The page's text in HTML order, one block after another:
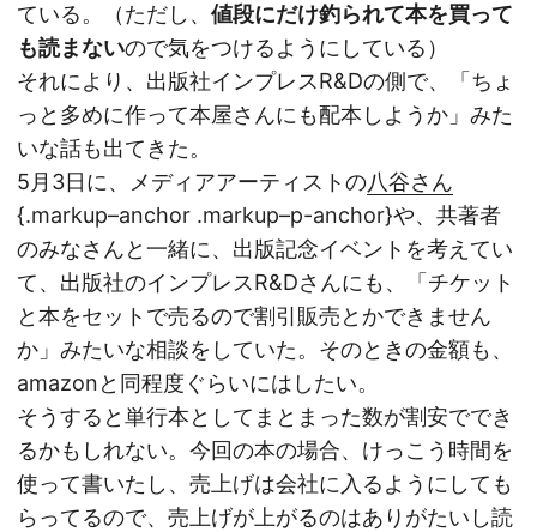
ている。（ただし、 値段にだけ釣られて本を買って
も読まないので気をつけるようにしている）
それにより、出版社インプレスR&Dの側で、「ちょ
っと多めに作って本屋さんにも配本しようか」みた
いな話も出てきた。
5月3日に、メディアアーティストの八谷さん
{.markup–anchor .markup–p-anchor}や、共著者
のみなさんと一緒に、出版記念イベントを考えてい
て、出版社のインプレスR&Dさんにも、「チケット
と本をセットで売るので割引販売とかできません
か」みたいな相談をしていた。そのときの金額も、
amazonと同程度ぐらいにはしたい。
そうすると単行本としてまとまった数が割安ででき
るかもしれない。今回の本の場合、けっこう時間を
使って書いたし、売上げは会社に入るようにしても
らってるので、売上げが上がるのはありがたいし読